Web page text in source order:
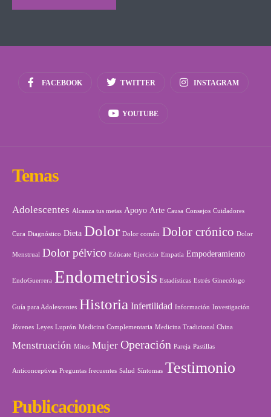
FACEBOOK TWITTER INSTAGRAM
YOUTUBE
Temas
Adolescentes Alcanza tus metas Apoyo Arte Causa Consejos Cuidadores
Cura Diagnóstico Dieta Dolor Dolor común Dolor crónico Dolor
Menstrual Dolor pélvico Edúcate Ejercicio Empatía Empoderamiento
EndoGuerrera Endometriosis Estadísticas Estrés Ginecólogo
Guía para Adolescentes Historia Infertilidad Información Investigación
Jóvenes Leyes Luprón Medicina Complementaria Medicina Tradicional China
Menstruación Mitos Mujer Operación Pareja Pastillas
Anticonceptivas Preguntas frecuentes Salud Síntomas Testimonio
Publicaciones